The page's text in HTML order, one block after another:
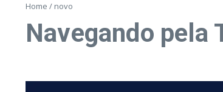
Home / novo
Navegando pela